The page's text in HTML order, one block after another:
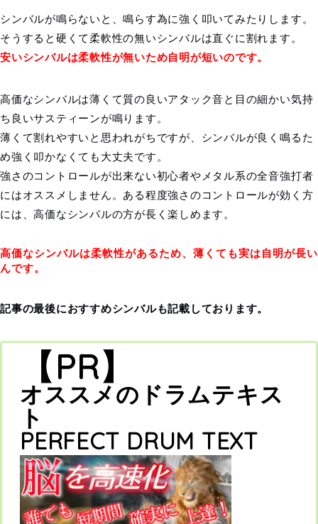
シンバルが鳴らないと、鳴らす為に強く叩いてみたりします。
そうすると硬くて柔軟性の無いシンバルは直ぐに割れます。
安いシンバルは柔軟性が無いため自明が短いのです。
高価なシンバルは薄くて質の良いアタック音と目の細かい気持
ち良いサスティーンが鳴ります。
薄くて割れやすいと思われがちですが、シンバルが良く鳴るた
め強く叩かなくても大丈夫です。
強さのコントロールが出来ない初心者やメタル系の全音強打者
にはオススメしません。ある程度強さのコントロールが効く方
には、高価なシンバルの方が長く楽しめます。
高価なシンバルは柔軟性があるため、薄くても実は自明が長い
んです。
記事の最後におすすめシンバルも記載しております。
【PR】
オススメのドラムテキス
ト
PERFECT DRUM TEXT